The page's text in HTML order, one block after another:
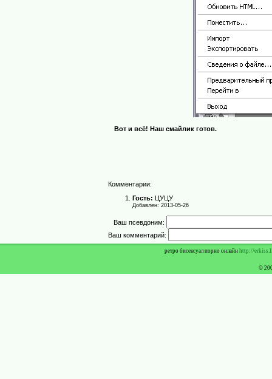
Вот и всё! Наш смайлик готов.
Комментарии:
Гость: ЦУЦУ
Добавлен: 2013-05-26
Ваш псевдоним:
Ваш комментарий:
ретро бисексуал порно онлайн http://
©